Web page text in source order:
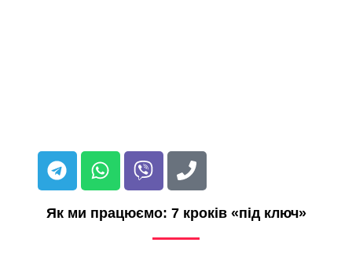
Як ми працюємо: 7 кроків «під ключ»